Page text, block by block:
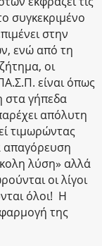
συγκεκριμένο
στην
ενώ από τη
οι
είναι όπως
στα γήπεδα
απόλυτη
τιμωρώντας
απαγόρευση
λύση» αλλά
οι λίγοι
όλοι! Η
της